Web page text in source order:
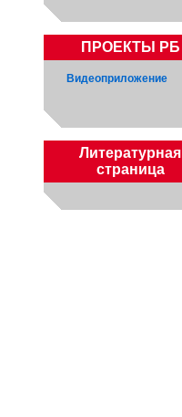
ПРОЕКТЫ РБ
Видеоприложение
Литературная
страница